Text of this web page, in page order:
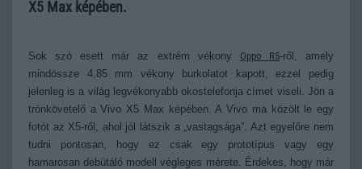
X5 Max képében.
Sok szó esett már az extrém vékony Oppo R5-ről, amely
mindössze 4.85 mm vékony burkolatot kapott, ezzel pedig
jelenleg is a világ legvékonyabb okostelefonja címet viseli. Jön a
trónkövetelő a Vivo X5 Max képében. A Vivo ma közölt le egy
fotót az X5-ről, ahol jól látszik a „vastagsága”. Azt egyelőre nem
tudni pontosan, hogy ez csak egy prototípus vagy egy
hamarosan debütáló modell végleges mérete. Érdekes, hogy már